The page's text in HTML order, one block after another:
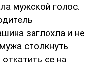
мужской голос.
заглохла и не
столкнуть
ее на